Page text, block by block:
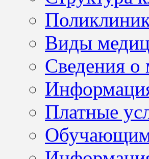
Виды
Сведения о
Платные